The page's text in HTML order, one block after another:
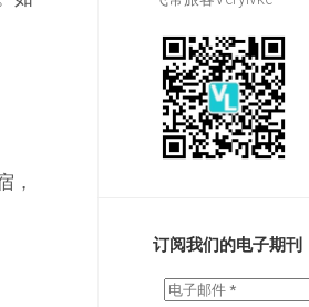
，
订阅我们的电子期刊